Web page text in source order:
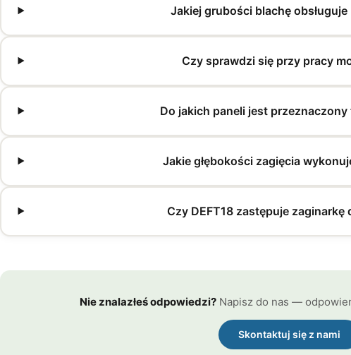
Jakiej grubości blachę obsługuje
Czy sprawdzi się przy pracy
Do jakich paneli jest przeznaczony
Jakie głębokości zagięcia
Czy DEFT18 zastępuje zaginarkę
Nie znalazłeś odpowiedzi? Napisz do nas —
Skontaktuj się z nami